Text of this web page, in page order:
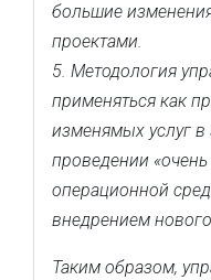
большие
проектами.
5. Методология
применяться как
изменямых услуг в
проведении
операционной
внедрением
Таким образом,